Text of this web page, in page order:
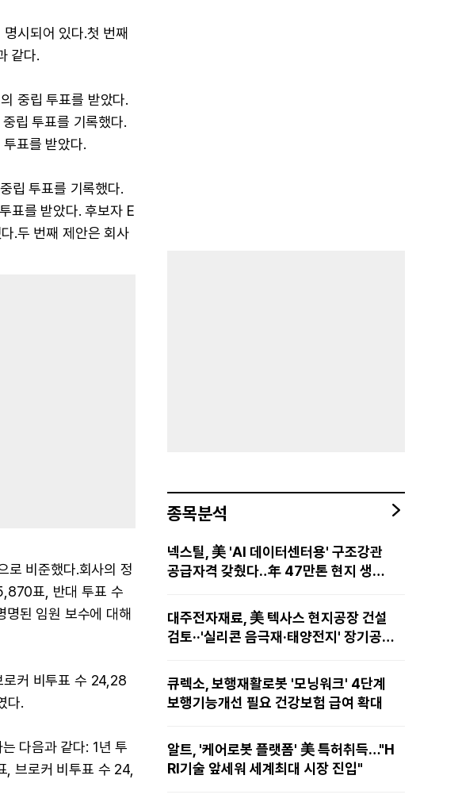
시되어 있다.첫 번째
같다.
중립 투표를 받았다.
립 투표를 기록했다.
표를 받았다.
투표를 기록했다.
를 받았다. 후보자 E
.두 번째 제안은 회사
비준했다.회사의 정
표, 반대 투표 수
된 임원 보수에 대해
커 비투표 수 24,28
다.
다음과 같다: 1년 투
브로커 비투표 수 24,
종목분석
넥스틸, 美 'AI 데이터센터용' 구조강관
공급자격 갖췄다‥年 47만톤 현지 생산
대주전자재료, 美 텍사스 현지공장 건설
검토··'실리콘 음극재·태양전지' 장기공급
큐렉소, 보행재활로봇 '모닝워크' 4단계
보행기능개선 필요 건강보험 급여 확대
알트, '케어로봇 플랫폼' 美 특허취득…"H
RI기술 앞세워 세계최대 시장 진입"